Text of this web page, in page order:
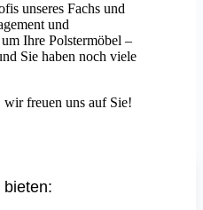
unseres Fachs und
und
Ihre Polstermöbel –
Sie haben noch viele
wir freuen uns auf Sie!
bieten: